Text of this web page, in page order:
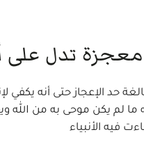
تدل على
حد الإعجاز حتى أنه
ما لم يكن موحى به من الله
فيه الأنبياء